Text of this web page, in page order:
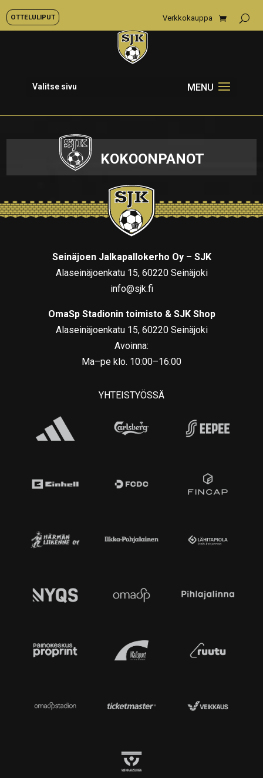
OTTELULIPUT Verkkokauppa
Valitse sivu
KOKOONPANOT
Seinäjoen Jalkapallokerho Oy – SJK
Alaseinäjoenkatu 15, 60220 Seinäjoki
info@sjk.fi
OmaSp Stadionin toimisto & SJK Shop
Alaseinäjoenkatu 15, 60220 Seinäjoki
Avoinna:
Ma–pe klo. 10:00–16:00
YHTEISTYÖSSÄ